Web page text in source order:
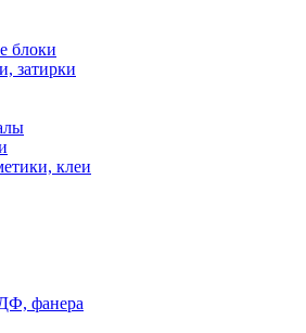
блоки
затирки
клеи
фанера